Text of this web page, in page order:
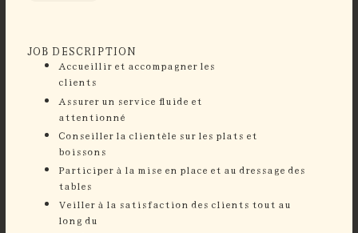
JOB DESCRIPTION
Accueillir et accompagner les
clients
Assurer un service fluide et
attentionné
⁠Conseiller la clientèle sur les plats et
boissons
⁠Participer à la mise en place et au dressage des
tables
⁠Veiller à la satisfaction des clients tout au
long du